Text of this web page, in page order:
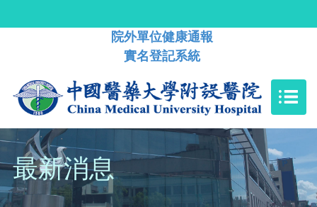
院外單位健康通報
實名登記系統
最新消息